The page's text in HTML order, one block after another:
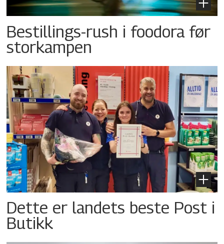
Bestillings-rush i foodora før
storkampen
Dette er landets beste Post i
Butikk